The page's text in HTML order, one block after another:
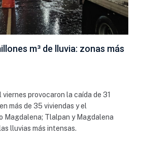
m³ de lluvia: zonas más
provocaron la caída de 31
más de 35 viviendas y el
Magdalena; Tlalpan y Magdalena
lluvias más intensas.